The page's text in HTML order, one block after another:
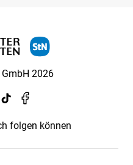
2026
folgen können